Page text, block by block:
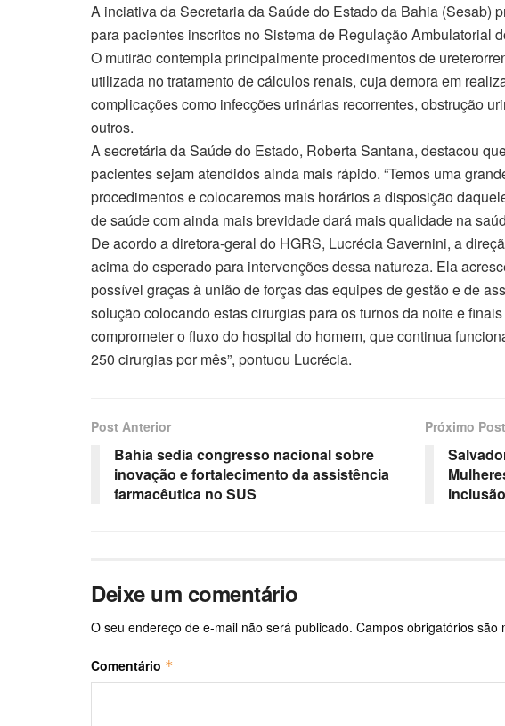
A inciativa da Secretaria da Saúde do Estado da Bahia (Sesab)
para pacientes inscritos no Sistema de Regulação Ambulatorial
O mutirão contempla principalmente procedimentos de
utilizada no tratamento de cálculos renais, cuja demora em
complicações como infecções urinárias recorrentes, obstrução
outros.
A secretária da Saúde do Estado, Roberta Santana, destacou
pacientes sejam atendidos ainda mais rápido. “Temos uma
procedimentos e colocaremos mais horários a disposição
de saúde com ainda mais brevidade dará mais qualidade na
De acordo a diretora-geral do HGRS, Lucrécia Savernini, a
acima do esperado para intervenções dessa natureza. Ela
possível graças à união de forças das equipes de gestão e de
solução colocando estas cirurgias para os turnos da noite e
comprometer o fluxo do hospital do homem, que continua
250 cirurgias por mês”, pontuou Lucrécia.
Post Anterior
Bahia sedia congresso nacional sobre
inovação e fortalecimento da assistência
farmacêutica no SUS
Próximo Post
Deixe um comentário
O seu endereço de e-mail não será publicado. Campos obrigatórios são
Comentário *